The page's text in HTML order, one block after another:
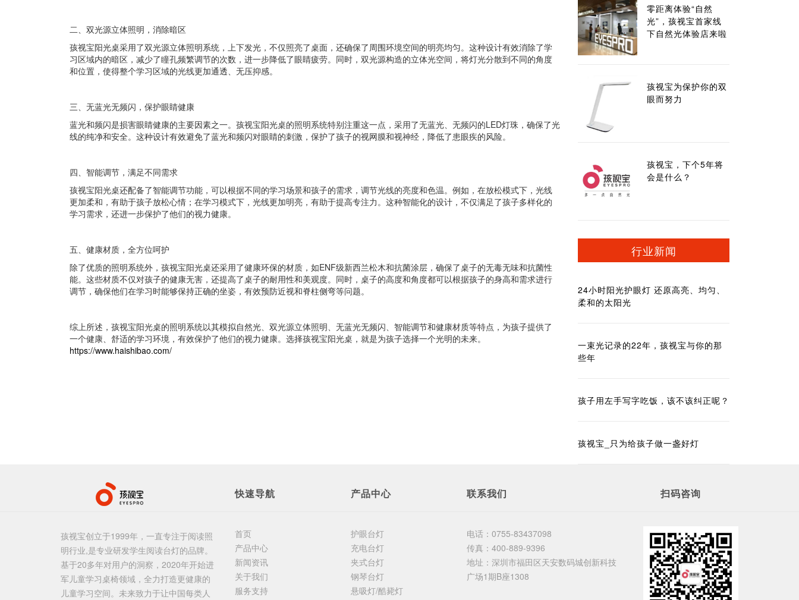
二、双光源立体照明，消除暗区
孩视宝阳光桌采用了双光源立体照明系统，上下发光，不仅照亮了桌面，还确保了周围环境空间的明亮均匀。这种设计有效消除了学
习区域内的暗区，减少了瞳孔频繁调节的次数，进一步降低了眼睛疲劳。同时，双光源构造的立体光空间，将灯光分散到不同的角度
和位置，使得整个学习区域的光线更加通透、无压抑感。
三、无蓝光无频闪，保护眼睛健康
蓝光和频闪是损害眼睛健康的主要因素之一。孩视宝阳光桌的照明系统特别注重这一点，采用了无蓝光、无频闪的LED灯珠，确保了光
线的纯净和安全。这种设计有效避免了蓝光和频闪对眼睛的刺激，保护了孩子的视网膜和视神经，降低了患眼疾的风险。
四、智能调节，满足不同需求
孩视宝阳光桌还配备了智能调节功能，可以根据不同的学习场景和孩子的需求，调节光线的亮度和色温。例如，在放松模式下，光线
更加柔和，有助于孩子放松心情；在学习模式下，光线更加明亮，有助于提高专注力。这种智能化的设计，不仅满足了孩子多样化的
学习需求，还进一步保护了他们的视力健康。
五、健康材质，全方位呵护
除了优质的照明系统外，孩视宝阳光桌还采用了健康环保的材质，如ENF级新西兰松木和抗菌涂层，确保了桌子的无毒无味和抗菌性
能。这些材质不仅对孩子的健康无害，还提高了桌子的耐用性和美观度。同时，桌子的高度和角度都可以根据孩子的身高和需求进行
调节，确保他们在学习时能够保持正确的坐姿，有效预防近视和脊柱侧弯等问题。
综上所述，孩视宝阳光桌的照明系统以其模拟自然光、双光源立体照明、无蓝光无频闪、智能调节和健康材质等特点，为孩子提供了
一个健康、舒适的学习环境，有效保护了他们的视力健康。选择孩视宝阳光桌，就是为孩子选择一个光明的未来。
https://www.haishibao.com/
零距离体验“自然
光”，孩视宝首家线
下自然光体验店来啦
孩视宝为保护你的双
眼而努力
孩视宝，下个5年将
会是什么？
行业新闻
24小时阳光护眼灯 还原高亮、均匀、
柔和的太阳光
一束光记录的22年，孩视宝与你的那
些年
孩子用左手写字吃饭，该不该纠正呢？
孩视宝_只为给孩子做一盏好灯
孩视宝创立于1999年，一直专注于阅读照
明行业,是专业研发学生阅读台灯的品牌。
基于20多年对用户的洞察，2020年开始进
军儿童学习桌椅领域，全力打造更健康的
儿童学习空间。未来致力于让中国每类人
快速导航
首页
产品中心
新闻资讯
关于我们
服务支持
产品中心
护眼台灯
充电台灯
夹式台灯
钢琴台灯
悬吸灯/酷毙灯
联系我们
电话： 0755-83437098
传真： 400-889-9396
地址： 深圳市福田区天安数码城创新科技
广场1期B座1308
扫码咨询